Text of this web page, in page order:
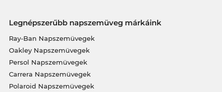
Legnépszerűbb napszemüveg márkáink
Ray-Ban Napszemüvegek
Oakley Napszemüvegek
Persol Napszemüvegek
Carrera Napszemüvegek
Polaroid Napszemüvegek